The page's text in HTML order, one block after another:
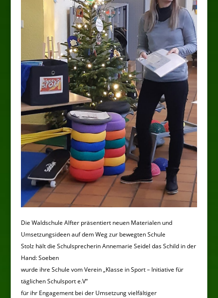
Die Waldschule Alfter präsentiert neuen Materialen und
Umsetzungsideen auf dem Weg zur bewegten Schule
Stolz hält die Schulsprecherin Annemarie Seidel das Schild in der
Hand: Soeben
wurde ihre Schule vom Verein „Klasse in Sport – Initiative für
täglichen Schulsport e.V“
für ihr Engagement bei der Umsetzung vielfältiger